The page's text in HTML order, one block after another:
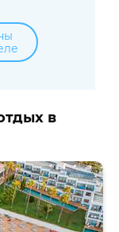
в